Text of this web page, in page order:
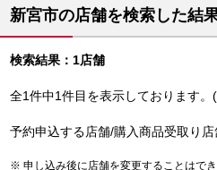
新宮市の店舗を検索した結
検索結果：1店舗
全1件中1件目を表示しております。
予約申込する店舗/購入商品受取り店
申し込み後に店舗を変更することはでき